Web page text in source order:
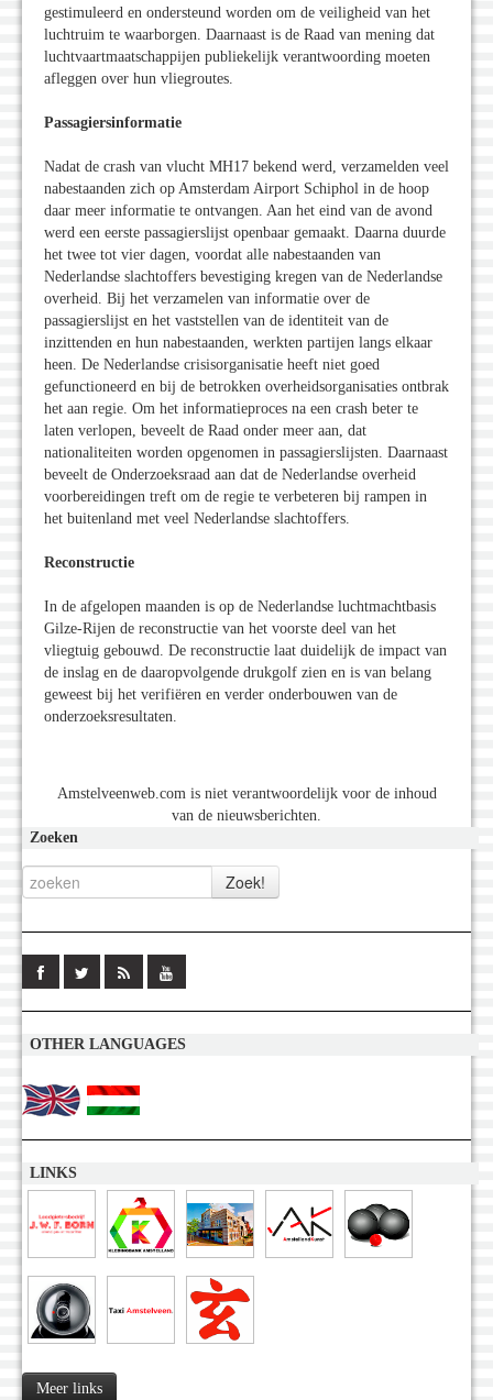
gestimuleerd en ondersteund worden om de veiligheid van het
luchtruim te waarborgen. Daarnaast is de Raad van mening dat
luchtvaartmaatschappijen publiekelijk verantwoording moeten
afleggen over hun vliegroutes.
Passagiersinformatie
Nadat de crash van vlucht MH17 bekend werd, verzamelden veel
nabestaanden zich op Amsterdam Airport Schiphol in de hoop
daar meer informatie te ontvangen. Aan het eind van de avond
werd een eerste passagierslijst openbaar gemaakt. Daarna duurde
het twee tot vier dagen, voordat alle nabestaanden van
Nederlandse slachtoffers bevestiging kregen van de Nederlandse
overheid. Bij het verzamelen van informatie over de
passagierslijst en het vaststellen van de identiteit van de
inzittenden en hun nabestaanden, werkten partijen langs elkaar
heen. De Nederlandse crisisorganisatie heeft niet goed
gefunctioneerd en bij de betrokken overheidsorganisaties ontbrak
het aan regie. Om het informatieproces na een crash beter te
laten verlopen, beveelt de Raad onder meer aan, dat
nationaliteiten worden opgenomen in passagierslijsten. Daarnaast
beveelt de Onderzoeksraad aan dat de Nederlandse overheid
voorbereidingen treft om de regie te verbeteren bij rampen in
het buitenland met veel Nederlandse slachtoffers.
Reconstructie
In de afgelopen maanden is op de Nederlandse luchtmachtbasis
Gilze-Rijen de reconstructie van het voorste deel van het
vliegtuig gebouwd. De reconstructie laat duidelijk de impact van
de inslag en de daaropvolgende drukgolf zien en is van belang
geweest bij het verifiëren en verder onderbouwen van de
onderzoeksresultaten.
Amstelveenweb.com is niet verantwoordelijk voor de inhoud
van de nieuwsberichten.
Zoeken
OTHER LANGUAGES
LINKS
Meer links